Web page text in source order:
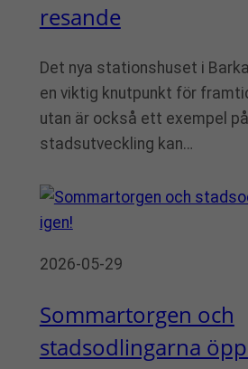
resande
Det nya stationshuset i
en viktig knutpunkt för
utan är också ett exempel
stadsutveckling kan…
2026-05-29
Sommartorgen och
stadsodlingarna